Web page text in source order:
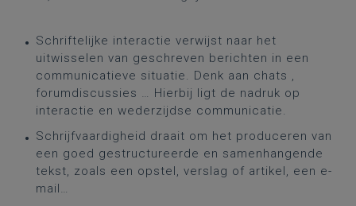
Schriftelijke interactie verwijst naar het
uitwisselen van geschreven berichten in een
communicatieve situatie. Denk aan chats ,
forumdiscussies … Hierbij ligt de nadruk op
interactie en wederzijdse communicatie.
Schrijfvaardigheid draait om het produceren van
een goed gestructureerde en samenhangende
tekst, zoals een opstel, verslag of artikel, een e-
mail…